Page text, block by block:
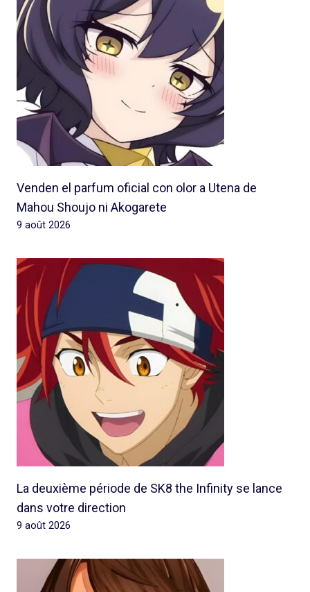
Venden el parfum oficial con olor a Utena de
Mahou Shoujo ni Akogarete
9 août 2026
La deuxième période de SK8 the Infinity se lance
dans votre direction
9 août 2026